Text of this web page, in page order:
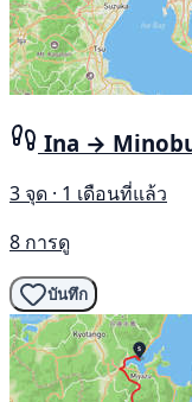
Ina →
3 จุด · 1 เดือนที่แล้ว
8 การดู
บันทึก